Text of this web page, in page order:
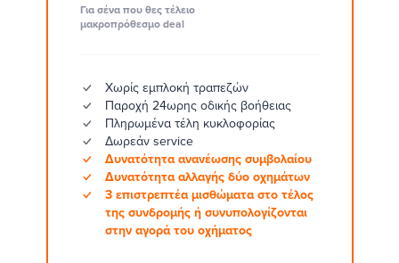
Για σένα που θες τέλειο
μακροπρόθεσμο deal
Χωρίς εμπλοκή τραπεζών
Παροχή 24ωρης οδικής βοήθειας
Πληρωμένα τέλη κυκλοφορίας
Δωρεάν service
Δυνατότητα ανανέωσης συμβολαίου
Δυνατότητα αλλαγής δύο οχημάτων
3 επιστρεπτέα μισθώματα στο τέλος
της συνδρομής ή συνυπολογίζονται
στην αγορά του οχήματος